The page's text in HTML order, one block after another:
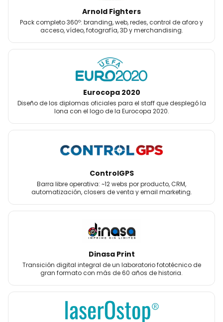
Arnold Fighters
Pack completo 360º: branding, web, redes, control de aforo y
acceso, vídeo, fotografía, 3D y merchandising.
Eurocopa 2020
Diseño de los diplomas oficiales para el staff que desplegó la
lona con el logo de la Eurocopa 2020.
ControlGPS
Barra libre operativa: ~12 webs por producto, CRM,
automatización, closers de venta y email marketing.
Dinasa Print
Transición digital integral de un laboratorio fototécnico de
gran formato con más de 60 años de historia.